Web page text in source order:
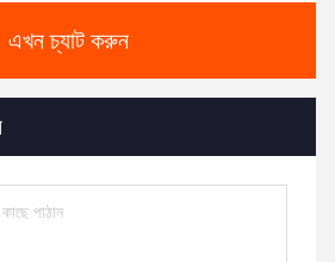
এখন চ্যাট করুন